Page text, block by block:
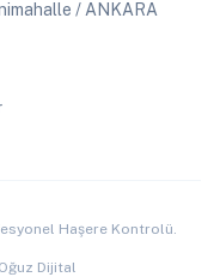
/ ANKARA
Haşere Kontrolü.
Dijital